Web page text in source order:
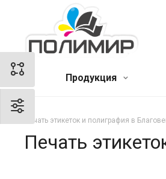
Продукция
Печать этикеток и полиграфия в
Печать